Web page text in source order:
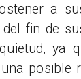
a
fin de
ya
posible